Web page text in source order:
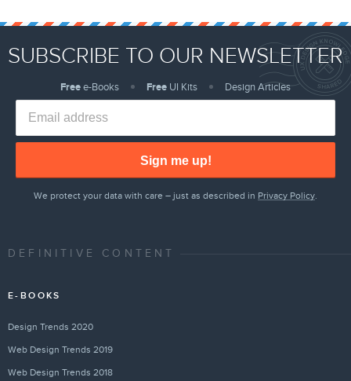
SUBSCRIBE TO OUR NEWSLETTER
Freee-Books Free UI Kits Design Articles
Sign me up!
We protect your data with care – just as described in Privacy Policy.
DEFINITIVE CONTENT
E-BOOKS
Design Trends 2020
Web Design Trends 2019
Web Design Trends 2018